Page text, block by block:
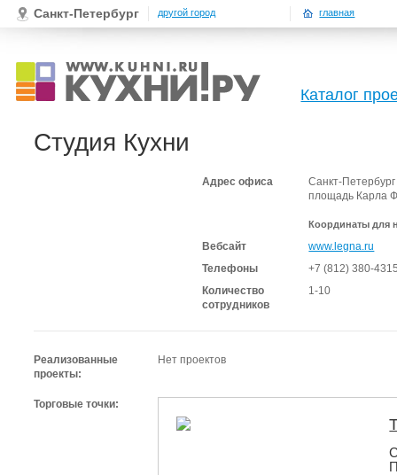
Каталог
Санкт-Петербург другой город главная
Студия Кухни
Адрес офиса
Санкт-Петербург
площадь Карла
Координаты для
Вебсайт
www.legna.ru
Телефоны
+7 (812) 380-
Количество
сотрудников
1-10
Реализованные
проекты:
Нет проектов
Торговые точки: